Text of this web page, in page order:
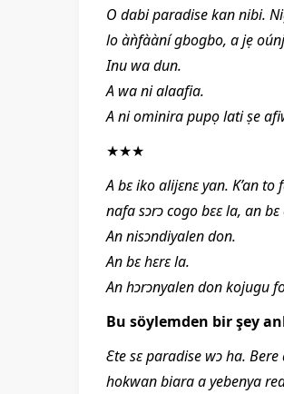
O dabi paradise kan nibi.
lo àǹfààní gbogbo, a jẹ
Inu wa dun.
A wa ni alaafia.
A ni ominira pupọ lati ṣe
★★★
A bɛ iko alijɛnɛ yan. K’an
nafa sɔrɔ cogo bɛɛ la, an
An nisɔndiyalen don.
An bɛ hɛrɛ la.
An hɔrɔnyalen don kojugu
Bu söylemden bir şey
Ɛte sɛ paradise wɔ ha.
hokwan biara a yebenya